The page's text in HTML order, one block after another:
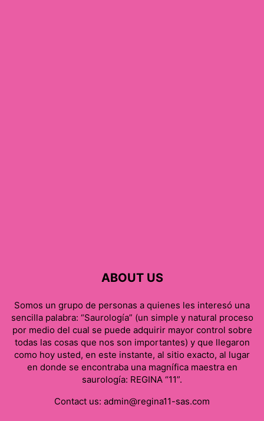
ABOUT US
Somos un grupo de personas a quienes les interesó una
sencilla palabra: “Saurología” (un simple y natural proceso
por medio del cual se puede adquirir mayor control sobre
todas las cosas que nos son importantes) y que llegaron
como hoy usted, en este instante, al sitio exacto, al lugar
en donde se encontraba una magnífica maestra en
saurología: REGINA “11”.
Contact us: admin@regina11-sas.com